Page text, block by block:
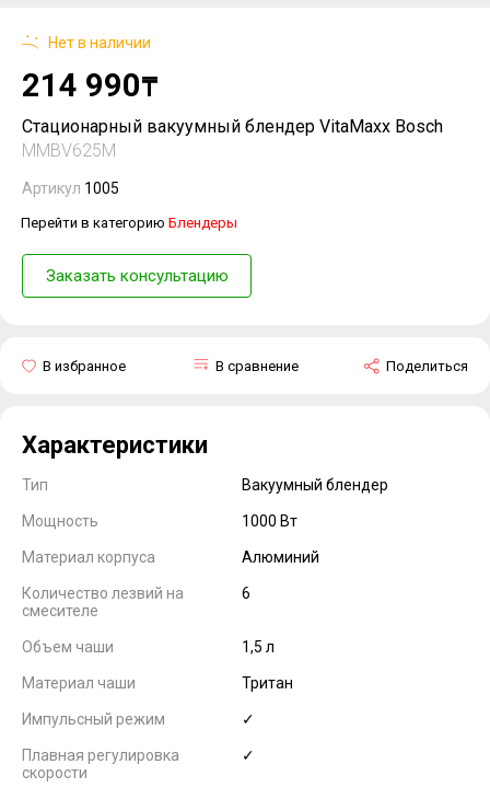
Стационарный вакуумный блендер VitaMaxx Bosch
MMBV625M
Артикул 1005
Перейти в категорию Блендеры
Заказать консультацию
Поделиться
В сравнение
В избранное
Нет в наличии
214 990₸
Характеристики
Тип Вакуумный блендер
Мощность 1000 Вт
Материал корпуса Алюминий
Количество лезвий на
смесителе
6
Объем чаши 1,5 л
Материал чаши Тритан
Импульсный режим ✓
Плавная регулировка
скорости
✓